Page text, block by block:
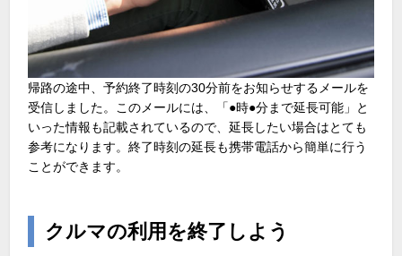
帰路の途中、予約終了時刻の30分前をお知らせするメールを
受信しました。このメールには、「●時●分まで延長可能」と
いった情報も記載されているので、延長したい場合はとても
参考になります。終了時刻の延長も携帯電話から簡単に行う
ことができます。
クルマの利用を終了しよう